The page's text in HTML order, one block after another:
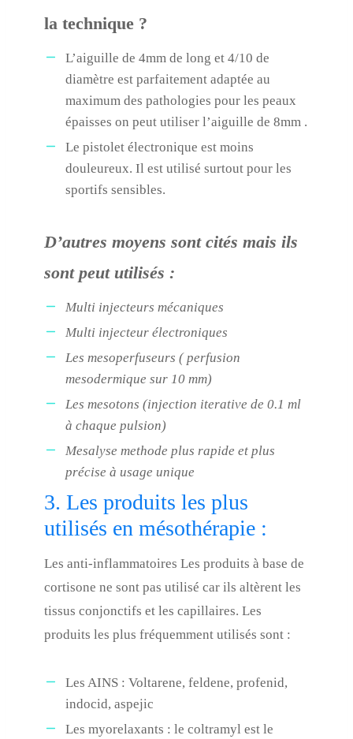
la technique ?
L’aiguille de 4mm de long et 4/10 de
diamètre est parfaitement adaptée au
maximum des pathologies pour les peaux
épaisses on peut utiliser l’aiguille de 8mm .
Le pistolet électronique est moins
douleureux. Il est utilisé surtout pour les
sportifs sensibles.
D’autres moyens sont cités mais ils
sont peut utilisés :
Multi injecteurs mécaniques
Multi injecteur électroniques
Les mesoperfuseurs ( perfusion
mesodermique sur 10 mm)
Les mesotons (injection iterative de 0.1 ml
à chaque pulsion)
Mesalyse methode plus rapide et plus
précise à usage unique
3. Les produits les plus
utilisés en mésothérapie :
Les anti-inflammatoires Les produits à base de
cortisone ne sont pas utilisé car ils altèrent les
tissus conjonctifs et les capillaires. Les
produits les plus fréquemment utilisés sont :
Les AINS : Voltarene, feldene, profenid,
indocid, aspejic
Les myorelaxants : le coltramyl est le